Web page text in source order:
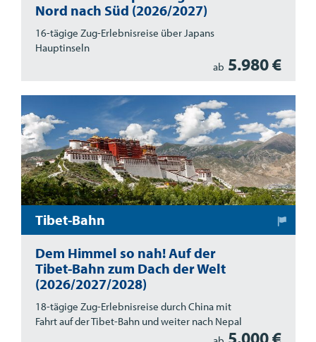
Nord nach Süd (2026/2027)
16-tägige Zug-Erlebnisreise über Japans
Hauptinseln
ab 5.980 €
Tibet-Bahn
Dem Himmel so nah! Auf der
Tibet-Bahn zum Dach der Welt
(2026/2027/2028)
18-tägige Zug-Erlebnisreise durch China mit
Fahrt auf der Tibet-Bahn und weiter nach Nepal